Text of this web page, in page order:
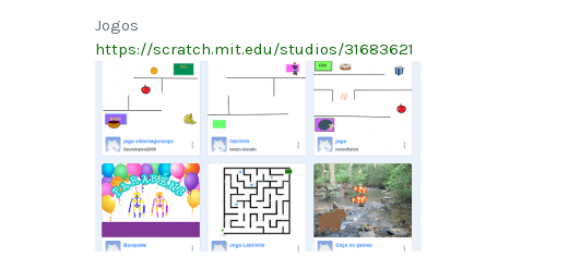
Jogos
https://scratch.mit.edu/studios/31683621